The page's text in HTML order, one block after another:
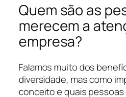
Quem são as
merecem a
empresa?
Falamos muito dos
diversidade, mas como
conceito e quais pessoas